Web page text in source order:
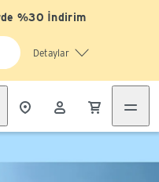
%30 İndirim
Detaylar